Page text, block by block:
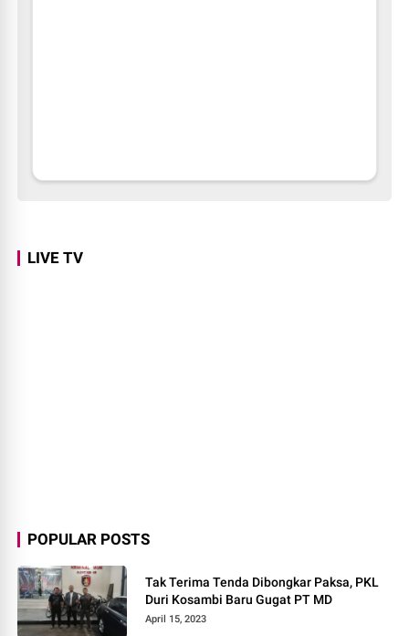
LIVE TV
POPULAR POSTS
Tak Terima Tenda Dibongkar Paksa, PKL
Duri Kosambi Baru Gugat PT MD
April 15, 2023